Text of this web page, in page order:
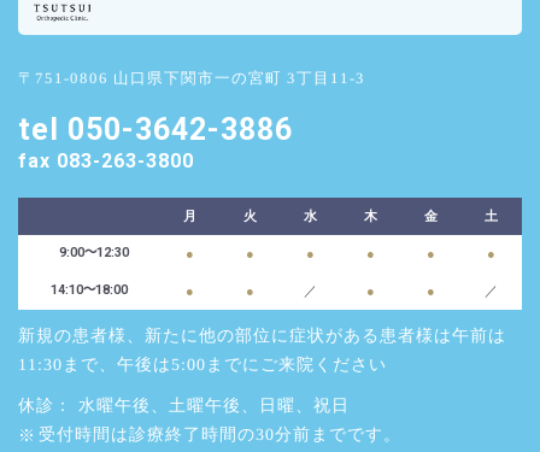
〒751-0806 山口県下関市一の宮町 3丁目11-3
tel 050-3642-3886
fax 083-263-3800
月 火 水 木 金 土
9:00～12:30 ● ● ● ● ● ●
14:10〜18:00 ● ● ／ ● ● ／
新規の患者様、新たに他の部位に症状がある患者様は午前は
11:30まで、午後は5:00までにご来院ください
休診： 水曜午後、土曜午後、日曜、祝日
受付時間は診療終了時間の30分前までです。